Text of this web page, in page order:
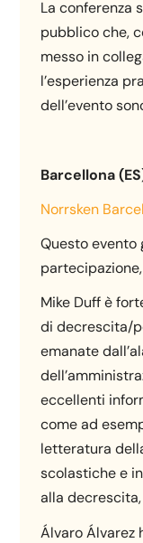
La conferenza
pubblico che,
messo in
l’esperienza
dell’evento
Barcellona
Norrsken
Questo evento
Mike Duff è
di decrescita/
emanate
eccellenti
come ad
letteratura
scolastiche e
alla
Álvaro Álvarez